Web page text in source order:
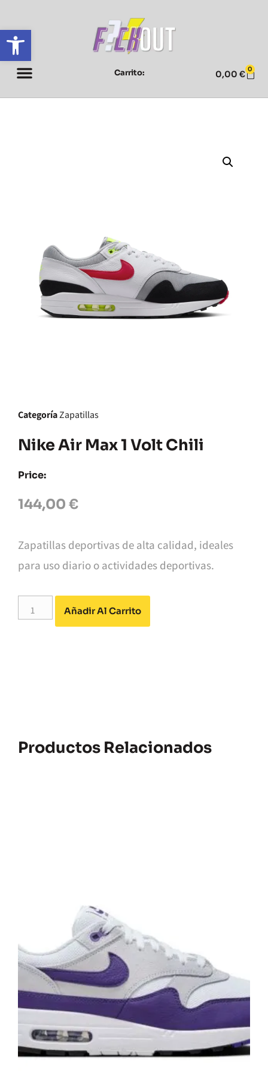
Abrir barra de herramientas
Carrito: 0,00 € 0
CategoríaZapatillas
Nike Air Max 1 Volt Chili
Price:
144,00 €
Zapatillas deportivas de alta calidad, ideales
para uso diario o actividades deportivas.
Añadir Al Carrito
Productos Relacionados